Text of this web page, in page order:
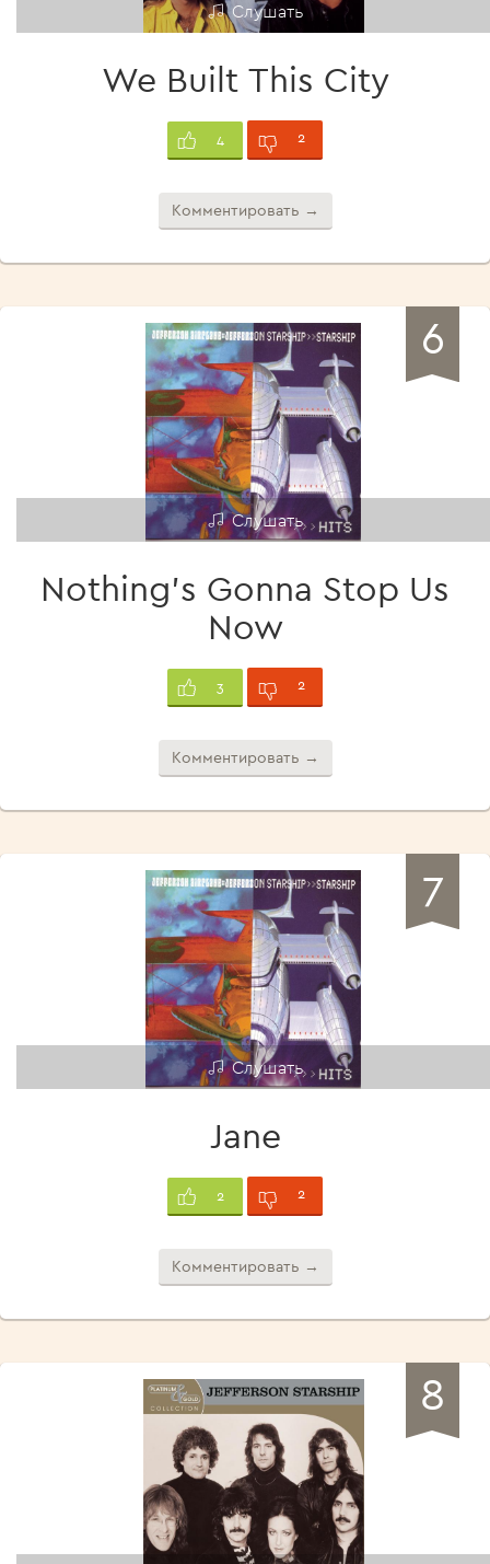
Слушать
We Built This City
4 2
Комментировать →
6
Слушать
Nothing's Gonna Stop Us
Now
3 2
Комментировать →
7
Слушать
Jane
2 2
Комментировать →
8